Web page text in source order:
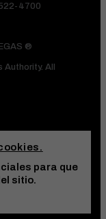
para que
sitio.
®
All
4700